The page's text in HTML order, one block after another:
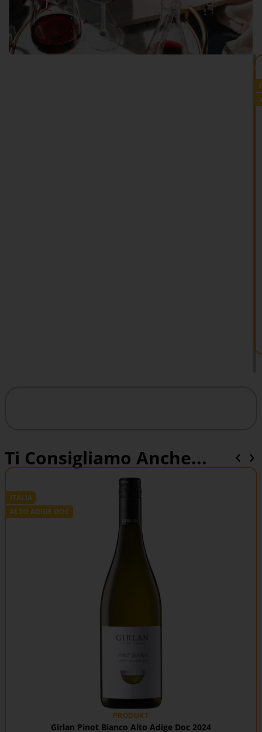
Ti Consigliamo Anche...
ITALIA
ALTO ADIGE DOC
PRODUKT
Girlan Pinot Bianco Alto Adige Doc 2024